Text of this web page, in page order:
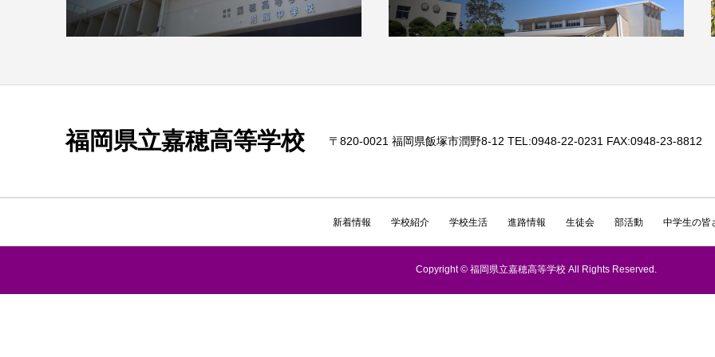
福岡県立嘉穂高等学校 〒820-0021 福岡県飯塚市潤野8-12 TEL:0948-22-0231 FAX:0948-23-8812
新着情報 学校紹介 学校生活 進路情報 生徒会 部活動 中学生の皆
Copyright © 福岡県立嘉穂高等学校 All Rights Reserved.